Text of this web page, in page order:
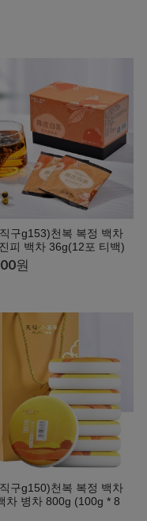
구g153)천복 복정 백차
피 백차 36g(12포 티백)
원
구g150)천복 복정 백차
차 병차 800g (100g * 8